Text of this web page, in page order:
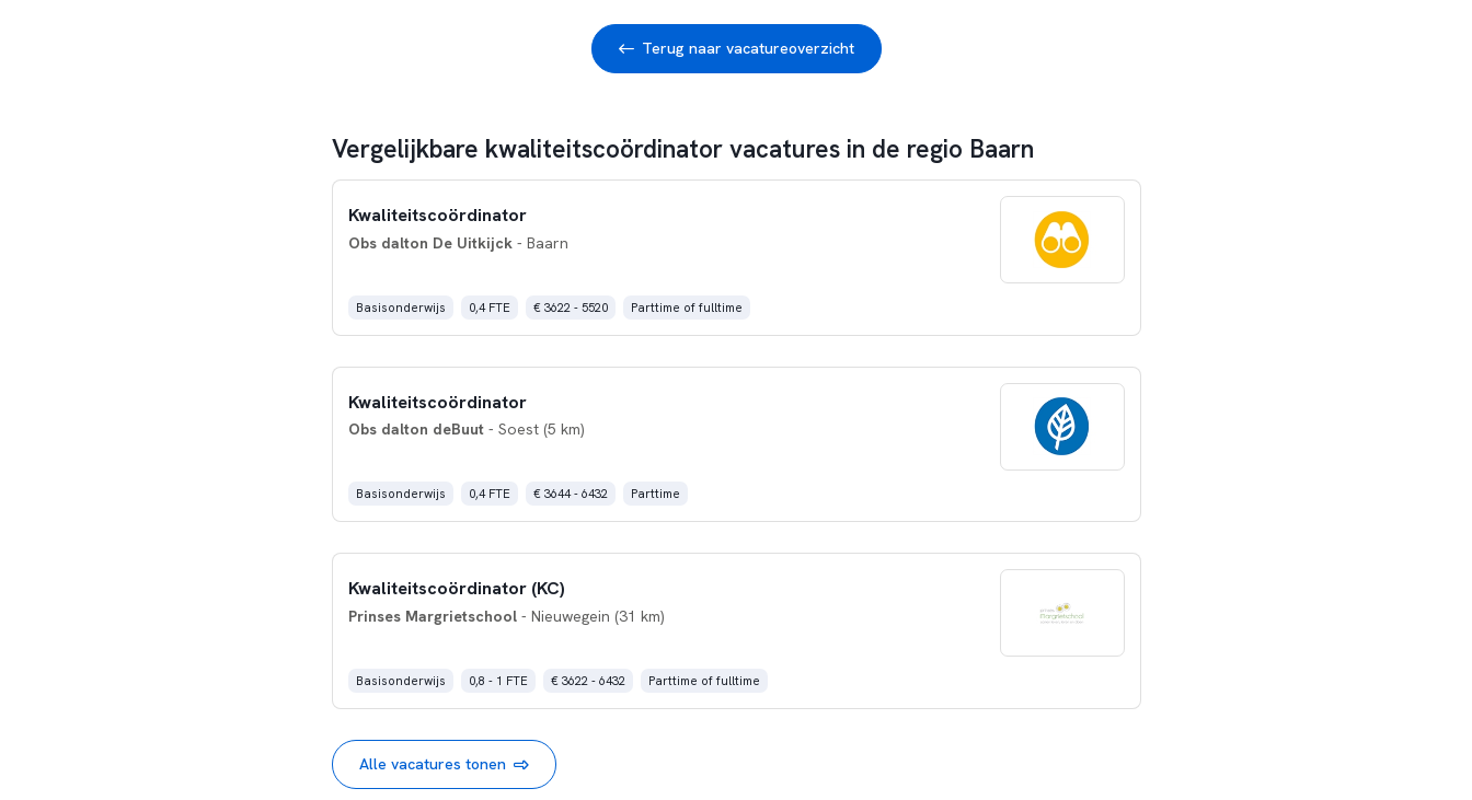
Terug naar vacatureoverzicht
Vergelijkbare kwaliteitscoördinator vacatures in de regio Baarn
Kwaliteitscoördinator
Obs dalton De Uitkijck - Baarn
Basisonderwijs 0,4 FTE € 3622 - 5520 Parttime of fulltime
Kwaliteitscoördinator
Obs dalton deBuut- Soest (5 km)
Basisonderwijs 0,4 FTE € 3644 - 6432 Parttime
Kwaliteitscoördinator (KC)
Prinses Margrietschool- Nieuwegein (31 km)
Basisonderwijs 0,8 - 1 FTE € 3622 - 6432 Parttime of fulltime
Alle vacatures tonen